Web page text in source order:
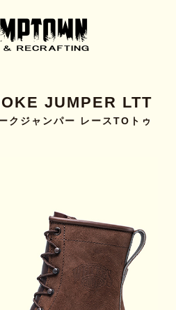
JUMPER LTT
クジャンパー レースTOトゥ